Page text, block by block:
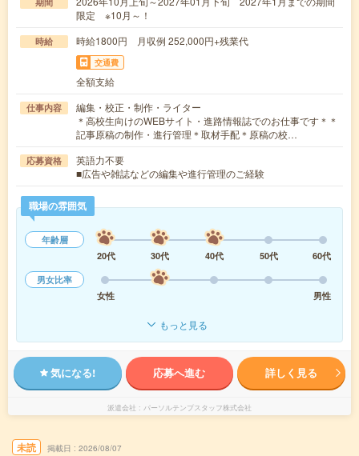
限定 ※10月～！
時給 時給1800円 月収例 252,000円+残業代
交通費
全額支給
仕事内容
編集・校正・制作・ライター
＊高校生向けのWEBサイト・進路情報誌でのお仕事です＊＊
記事原稿の制作・進行管理＊取材手配＊原稿の校…
応募資格
英語力不要
■広告や雑誌などの編集や進行管理のご経験
職場の雰囲気
年齢層
20代
30代 40代 50代
60代
男女比率
女性
男性
もっと見る
気になる! 応募へ進む 詳しく見る
派遣会社 パーソルテンプスタッフ株式会社
未読 掲載日 2026/08/07